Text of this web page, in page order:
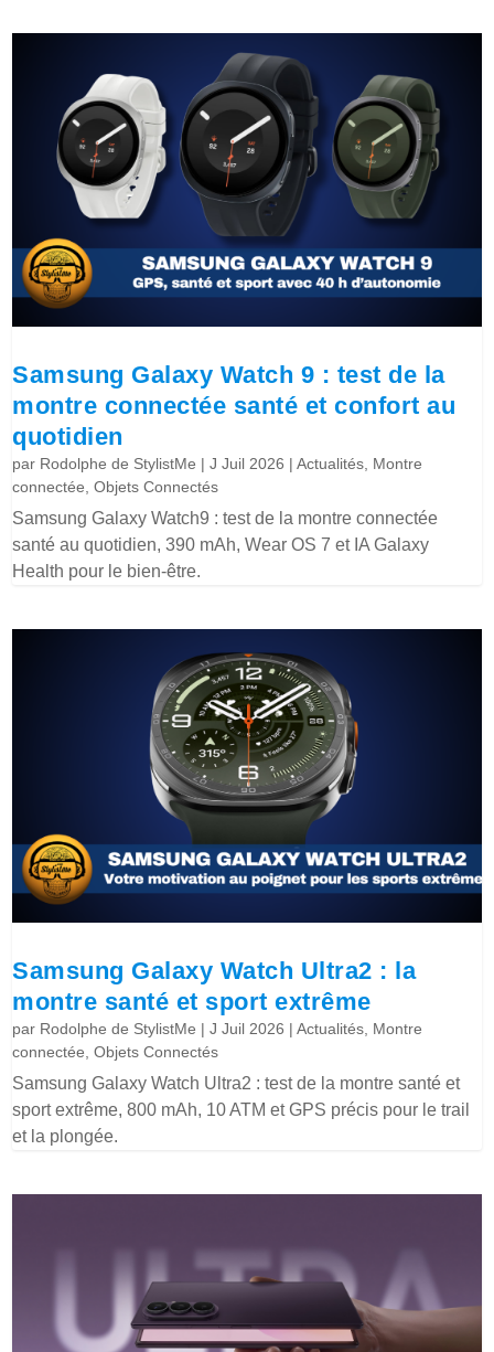
Samsung Galaxy Watch 9 : test de la
montre connectée santé et confort au
quotidien
par Rodolphe de StylistMe |J Juil 2026 |Actualités Montre
connectée ,Objets Connectés
Samsung Galaxy Watch9 : test de la montre connectée
santé au quotidien, 390 mAh, Wear OS 7 et IA Galaxy
Health pour le bien-être.
Samsung Galaxy Watch Ultra2 : la
montre santé et sport extrême
par Rodolphe de StylistMe |J Juil 2026 |Actualités Montre
connectée ,Objets Connectés
Samsung Galaxy Watch Ultra2 : test de la montre santé et
sport extrême, 800 mAh, 10 ATM et GPS précis pour le trail
et la plongée.